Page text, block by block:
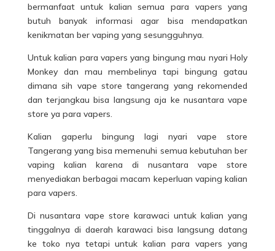
bermanfaat untuk kalian semua para vapers yang
butuh banyak informasi agar bisa mendapatkan
kenikmatan ber vaping yang sesungguhnya.
Untuk kalian para vapers yang bingung mau nyari Holy
Monkey dan mau membelinya tapi bingung gatau
dimana sih vape store tangerang yang rekomended
dan terjangkau bisa langsung aja ke nusantara vape
store ya para vapers.
Kalian gaperlu bingung lagi nyari vape store
Tangerang yang bisa memenuhi semua kebutuhan ber
vaping kalian karena di nusantara vape store
menyediakan berbagai macam keperluan vaping kalian
para vapers.
Di nusantara vape store karawaci untuk kalian yang
tinggalnya di daerah karawaci bisa langsung datang
ke toko nya tetapi untuk kalian para vapers yang